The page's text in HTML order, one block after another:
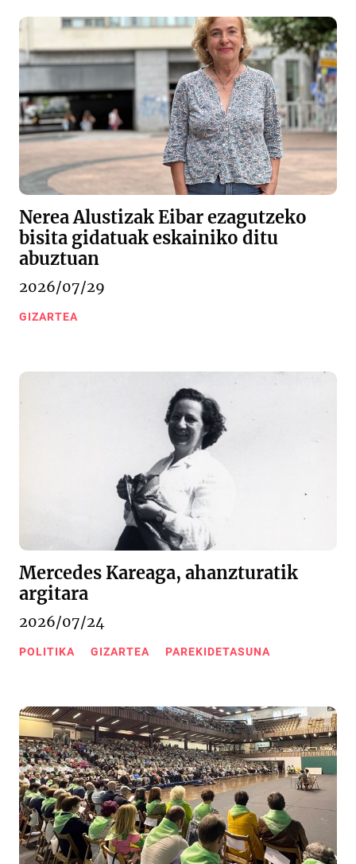
Nerea Alustizak Eibar ezagutzeko
bisita gidatuak eskainiko ditu
abuztuan
2026/07/29
GIZARTEA
Mercedes Kareaga, ahanzturatik
argitara
2026/07/24
POLITIKA GIZARTEA PAREKIDETASUNA